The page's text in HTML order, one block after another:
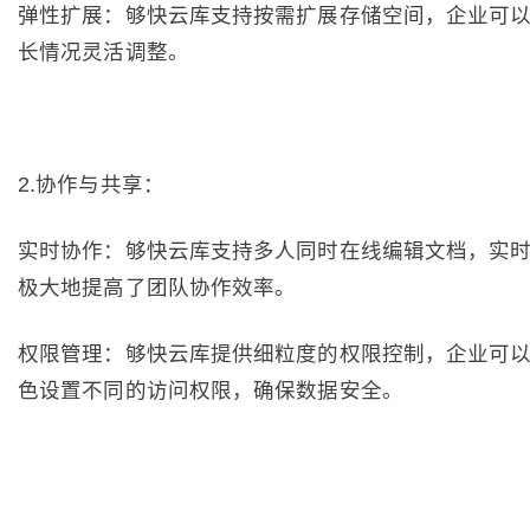
弹性扩展：够快云库支持按需扩展存储空间，企业可
长情况灵活调整。
2.协作与共享：
实时协作：够快云库支持多人同时在线编辑文档，实
极大地提高了团队协作效率。
权限管理：够快云库提供细粒度的权限控制，企业可
色设置不同的访问权限，确保数据安全。